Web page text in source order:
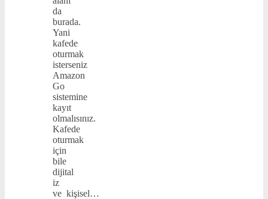
da
burada.
Yani
kafede
oturmak
isterseniz
Amazon
Go
sistemine
kayıt
olmalısınız.
Kafede
oturmak
için
bile
dijital
iz
ve kişisel…